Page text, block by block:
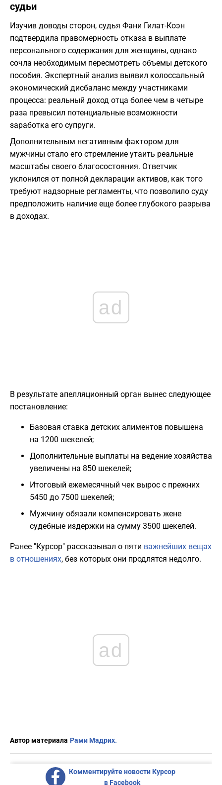
судьи
Изучив доводы сторон, судья Фани Гилат-Коэн
подтвердила правомерность отказа в выплате
персонального содержания для женщины, однако
сочла необходимым пересмотреть объемы детского
пособия. Экспертный анализ выявил колоссальный
экономический дисбаланс между участниками
процесса: реальный доход отца более чем в четыре
раза превысил потенциальные возможности
заработка его супруги.
Дополнительным негативным фактором для
мужчины стало его стремление утаить реальные
масштабы своего благосостояния. Ответчик
уклонился от полной декларации активов, как того
требуют надзорные регламенты, что позволило суду
предположить наличие еще более глубокого разрыва
в доходах.
ad
В результате апелляционный орган вынес следующее
постановление:
Базовая ставка детских алиментов повышена
на 1200 шекелей;
Дополнительные выплаты на ведение хозяйства
увеличены на 850 шекелей;
Итоговый ежемесячный чек вырос с прежних
5450 до 7500 шекелей;
Мужчину обязали компенсировать жене
судебные издержки на сумму 3500 шекелей.
Ранее "Курсор" рассказывал о пяти важнейших вещах
в отношениях, без которых они продлятся недолго.
ad
Автор материала Рами Мадрих.
Комментируйте новости Курсор
в Facebook